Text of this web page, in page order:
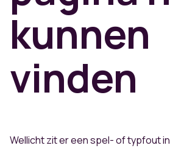
kunnen
vinden
Wellicht zit er een spel- of typfout